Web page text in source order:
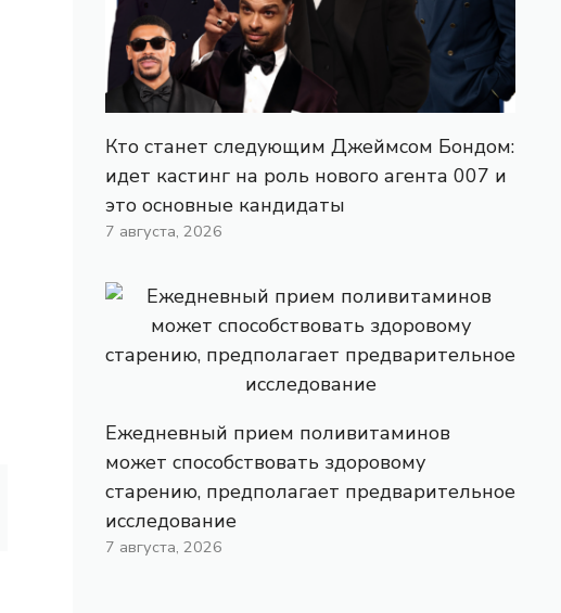
Кто станет следующим Джеймсом Бондом:
идет кастинг на роль нового агента 007 и
это основные кандидаты
7 августа, 2026
Ежедневный прием поливитаминов
может способствовать здоровому
старению, предполагает предварительное
исследование
7 августа, 2026